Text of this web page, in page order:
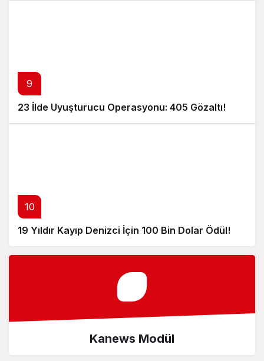
9
23 İlde Uyuşturucu Operasyonu: 405 Gözaltı!
10
19 Yıldır Kayıp Denizci İçin 100 Bin Dolar Ödül!
Kanews Modül